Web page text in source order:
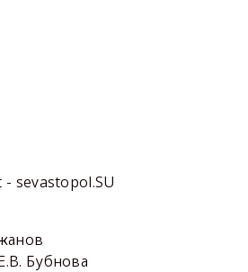
sevastopol.SU
Бубнова